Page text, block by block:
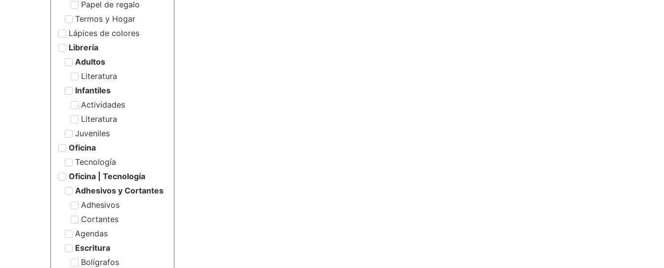
Papel de regalo
Termos y Hogar
Lápices de colores
Librería
Adultos
Literatura
Infantiles
Actividades
Literatura
Juveniles
Oficina
Tecnología
Oficina | Tecnología
Adhesivos y Cortantes
Adhesivos
Cortantes
Agendas
Escritura
Bolígrafos